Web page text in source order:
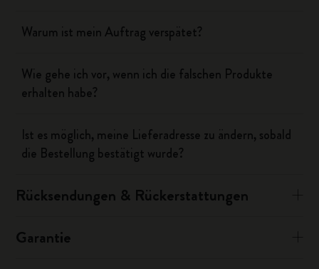
Warum ist mein Auftrag verspätet?
Wie gehe ich vor, wenn ich die falschen Produkte
erhalten habe?
Ist es möglich, meine Lieferadresse zu ändern, sobald
die Bestellung bestätigt wurde?
Rücksendungen & Rückerstattungen
Garantie